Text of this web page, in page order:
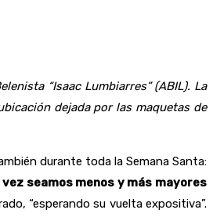
“Isaac Lumbiarres” (ABIL). La
dejada por las maquetas de
durante toda la Semana Santa:
seamos menos y más mayores
“esperando su vuelta expositiva”.